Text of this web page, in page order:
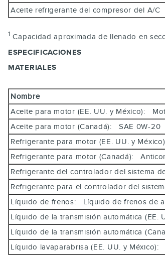
Aceite refrigerante del compresor del A/C
1 Capacidad aproximada de llenado en
ESPECIFICACIONES
MATERIALES
Nombre
Aceite para motor (EE. UU. y México):
Aceite para motor (Canadá): SAE 0W-20
Refrigerante para motor (EE. UU. y
Refrigerante para motor (Canadá):
Refrigerante del controlador del sistema
Refrigerante para el controlador del
Líquido de frenos: Líquido de frenos de
Líquido de la transmisión automática (EE.
Líquido de la transmisión automática
Líquido lavaparabrisa (EE. UU. y